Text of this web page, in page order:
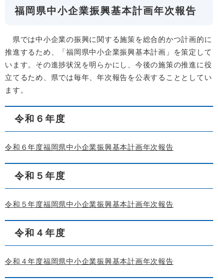
福岡県中小企業振興基本計画年次報告
県では中小企業の振興に関する施策を総合的かつ計画的に
推進するため、「福岡県中小企業振興基本計画」を策定して
います。その進捗状況を明らかにし、今後の施策の推進に役
立てるため、県では毎年、年次報告を公表することとしてい
ます。
令和６年度
令和６年度福岡県中小企業振興基本計画年次報告
令和５年度
令和５年度福岡県中小企業振興基本計画年次報告
令和４年度
令和４年度福岡県中小企業振興基本計画年次報告